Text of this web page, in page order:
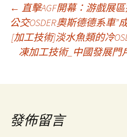
文
章
導
覽
← 直擊AGF開幕：游戲展
公交OSDER奧斯德德系車”
[加工技術]淡水魚類的冷
凍加工技術_中國發展門
發佈留言